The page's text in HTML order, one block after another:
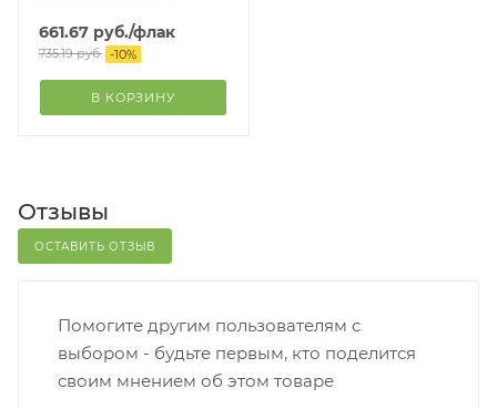
661.67 руб./флак
735.19руб. -10%
В КОРЗИНУ
Отзывы
ОСТАВИТЬ ОТЗЫВ
Помогите другим пользователям с
выбором - будьте первым, кто поделится
своим мнением об этом товаре